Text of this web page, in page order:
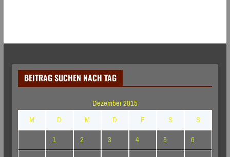
BEITRAG SUCHEN NACH TAG
Dezember 2015
M
D M D F S
S
1
2 3 4 5
6